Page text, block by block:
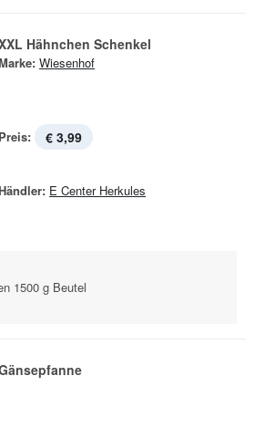
Hähnchen Schenkel
Wiesenhof
Preis: € 3,99
Händler: E Center Herkules
1500 g Beutel